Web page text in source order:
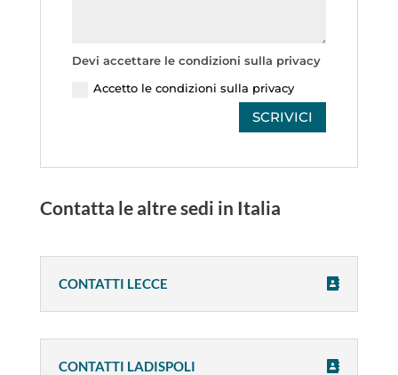
Devi accettare le condizioni sulla privacy
Accetto le condizioni sulla privacy
SCRIVICI
Contatta le altre sedi in Italia
CONTATTI LECCE
CONTATTI LADISPOLI